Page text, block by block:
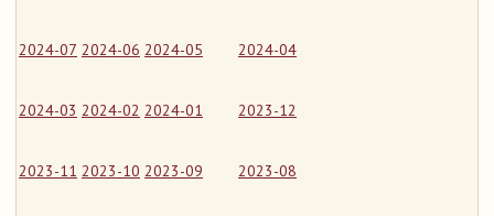
2024-07 2024-06 2024-05 2024-04
2024-03 2024-02 2024-01 2023-12
2023-11 2023-10 2023-09 2023-08